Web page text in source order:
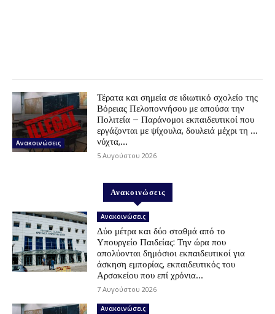
Ανακοινώσεις
Τέρατα και σημεία σε ιδιωτικό σχολείο της
Βόρειας Πελοποννήσου με απούσα την
Πολιτεία – Παράνομοι εκπαιδευτικοί που
εργάζονται με ψίχουλα, δουλειά μέχρι τη …
νύχτα,...
5 Αυγούστου 2026
Ανακοινώσεις
Ανακοινώσεις
Δύο μέτρα και δύο σταθμά από το
Υπουργείο Παιδείας: Την ώρα που
απολύονται δημόσιοι εκπαιδευτικοί για
άσκηση εμπορίας, εκπαιδευτικός του
Αρσακείου που επί χρόνια...
7 Αυγούστου 2026
Ανακοινώσεις